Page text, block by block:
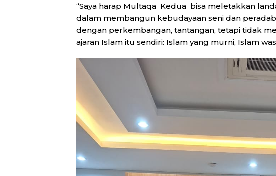
“Saya harap Multaqa Kedua bisa meletakkan
dalam membangun kebudayaan seni dan
dengan perkembangan, tantangan, tetapi tidak
ajaran Islam itu sendiri: Islam yang murni, Islam